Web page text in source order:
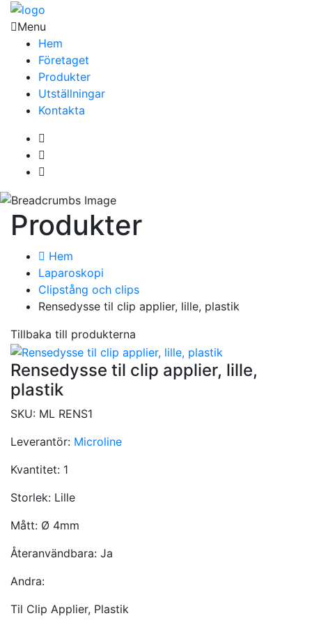
Menu
Hem
Företaget
Produkter
Utställningar
Kontakta
Produkter
Hem
Laparoskopi
Clipstång och clips
Rensedysse til clip applier, lille, plastik
Tillbaka till produkterna
Rensedysse til clip applier, lille,
plastik
SKU: ML RENS1
Leverantör: Microline
Kvantitet: 1
Storlek: Lille
Mått: Ø 4mm
Återanvändbara: Ja
Andra:
Til Clip Applier, Plastik